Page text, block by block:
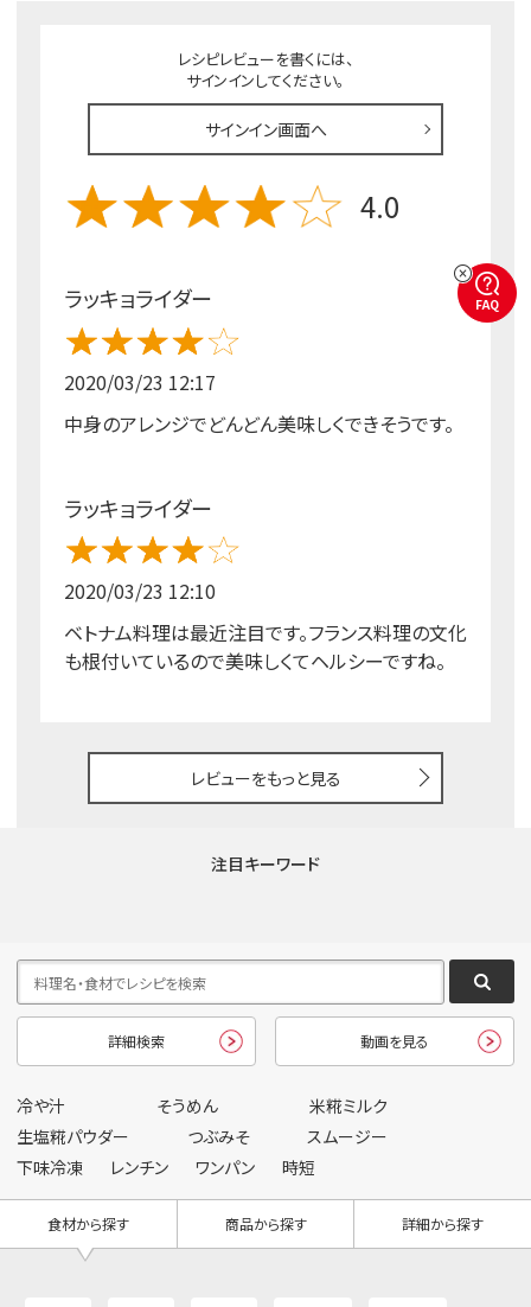
レシピレビューを書くには、
サインインしてください。
サインイン画面へ
4.0
ラッキョライダー
2020/03/23 12:17
中身のアレンジでどんどん美味しくできそうです。
ラッキョライダー
2020/03/23 12:10
ベトナム料理は最近注目です。フランス料理の文化
も根付いているので美味しくてヘルシーですね。
レビューをもっと見る
注目キーワード
詳細検索 動画を見る
冷や汁 そうめん
米糀ミルク
生塩糀パウダー
つぶみそ
スムージー
下味冷凍
レンチン ワンパン 時短
食材から探す 商品から探す 詳細から探す
FAQ